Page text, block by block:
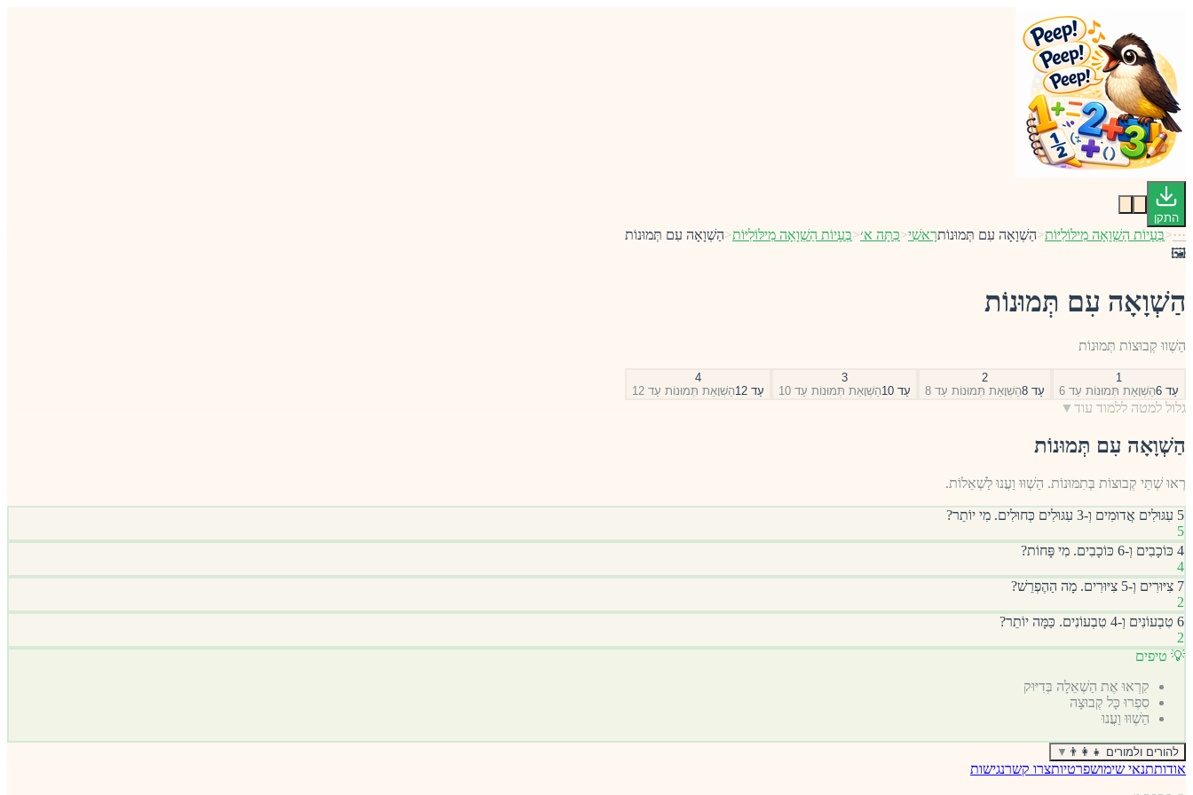
התקן
···
<בְּעָיוֹת הַשְׁוָאָה מִילּוֹלִיּוֹת<הַשְׁוָאָה עִם תְּמוּנוֹתרָאשִׁי<כִּתָּה א׳<בְּעָיוֹת הַשְׁוָאָה מִילּוֹלִיּוֹת<הַשְׁוָאָה עִם תְּמוּנוֹת
🖼️
הַשְׁוָאָה עִם תְּמוּנוֹת
הַשְׁווּ קְבוּצוֹת תְּמוּנוֹת
1
עַד 6
הַשְׁוָאַת תְּמוּנוֹת עַד 6
2
עַד 8
הַשְׁוָאַת תְּמוּנוֹת עַד 8
3
עַד 10
הַשְׁוָאַת תְּמוּנוֹת עַד 10
4
עַד 12
הַשְׁוָאַת תְּמוּנוֹת עַד 12
גלול למטה ללמוד עוד ▼
הַשְׁוָאָה עִם תְּמוּנוֹת
רְאוּ שְׁתֵּי קְבוּצוֹת בְּתִמּוּנוֹת. הַשְׁוּוּ וַעֲנוּ לַשְׁאֵלוֹת.
5 עִגּוּלִים אֲדוּמִים וְ-3 עִגּוּלִים כְּחוּלִים. מִי יוֹתֵר?
5
4 כּוֹכָבִים וְ-6 כּוֹכָבִים. מִי פָּחוֹת?
4
7 צִיּוּרִים וְ-5 צִיּוּרִים. מָה הַהֶפְרֵשׁ?
2
6 טִבְעוֹנִים וְ-4 טִבְעוֹנִים. כַּמָּה יוֹתֵר?
2
💡 טיפים
קִרְאוּ אֶת הַשְׁאֵלָה בְּדִיּוּק
סִפְרוּ כָּל קְבוּצָה
הַשְׁוּוּ וַעֲנוּ
להורים ולמורים 👨‍👩‍👧 ▼
אודותתנאי שימושפרטיותצרו קשרנגישות